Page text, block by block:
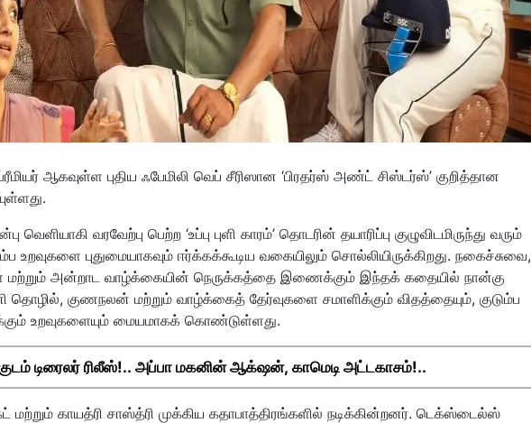
ஆகவுள்ள புதிய ஃபேமிலி வெப் சீரிஸான ‘பிரதர்ஸ் அண்ட் சிஸ்டர்ஸ்’ குறித்தான
வரவேற்பு பெற்ற ‘உப்பு புளி காரம்’ தொடரின் தயாரிப்பு குழுவிடமிருந்து வரும்
உறவுகளை புதுமையாகவும் ஈர்க்கக்கூடிய வகையிலும் சொல்லியிருக்கிறது. நகைச்சுவை,
மற்றும் அன்றாட வாழ்க்கையின் நெருக்கத்தை இணைக்கும் இந்தக் கதையில் நான்கு
தொழில், குணநலன் மற்றும் வாழ்க்கைத் தேர்வுகளை சமாளிக்கும் விதத்தையும், குடும்ப
உறவுகளையும் மையமாகக் கொண்டுள்ளது.
டிரைலர் ரிலீஸ்!.. அப்பா மகனின் ஆக்‌ஷன், காமெடி அட்டகாசம்!..
காயத்ரி சாஸ்த்ரி முக்கிய கதாபாத்திரங்களில் நடிக்கின்றனர். டெக்ஸ்டைல்ஸ்